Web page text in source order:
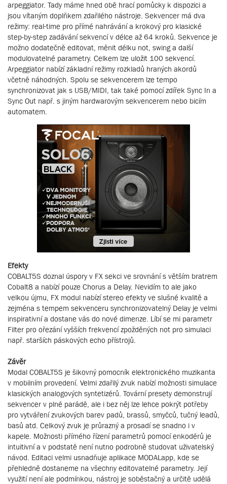
arpeggiator. Tady máme hned obě hrací pomůcky k dispozici a
jsou vítaným doplňkem zdařilého nástroje. Sekvencer má dva
režimy: real-time pro přímé nahrávání a krokový pro klasické
step-by-step zadávání sekvencí v délce až 64 kroků. Sekvence je
možno dodatečně editovat, měnit délku not, swing a další
modulovatelné parametry. Celkem lze uložit 100 sekvencí.
Arpeggiator nabízí základní režimy rozkladů hraných akordů
včetně náhodných. Spolu se sekvencerem lze tempo
synchronizovat jak s USB/MIDI, tak také pomocí zdířek Sync In a
Sync Out např. s jiným hardwarovým sekvencerem nebo bicím
automatem.
Efekty
COBALT5S doznal úspory v FX sekci ve srovnání s větším bratrem
Cobalt8 a nabízí pouze Chorus a Delay. Nevidím to ale jako
velkou újmu, FX modul nabízí stereo efekty ve slušné kvalitě a
zejména s tempem sekvenceru synchronizovatelný Delay je velmi
inspirativní a dostane vás do nové dimenze. Líbí se mi parametr
Filter pro ořezání vyšších frekvencí zpožděných not pro simulaci
např. starších páskových echo přístrojů.
Závěr
Modal COBALT5S je šikovný pomocník elektronického muzikanta
v mobilním provedení. Velmi zdařilý zvuk nabízí možnosti simulace
klasických analogových syntetizérů. Tovární presety demonstrují
sekvencer v plné parádě, ale i bez něj lze lehce pokrýt potřeby
pro vytváření zvukových barev padů, brassů, smyčců, tučný leadů,
basů atd. Celkový zvuk je průrazný a prosadí se snadno i v
kapele. Možnosti přímého řízení parametrů pomocí enkodérů je
intuitivní a v podstatě není nutno podrobně studovat uživatelský
návod. Editaci velmi usnadňuje aplikace MODALapp, kde se
přehledně dostaneme na všechny editovatelné parametry. Její
využití není ale podmínkou, nástroj je soběstačný a určitě udělá